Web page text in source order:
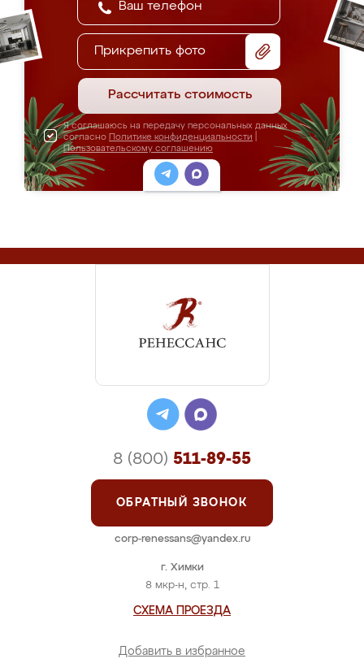
Прикрепить фото
Рассчитать стоимость
Я соглашаюсь на передачу персональных данных
согласно Политике конфиденциальности
Пользовательскому соглашению
г. Химки
8 мкр-н, стр. 1
СХЕМА ПРОЕЗДА
Добавить в избранное
8 (800) 511-89-55
ОБРАТНЫЙ ЗВОНОК
corp-renessans@yandex.ru